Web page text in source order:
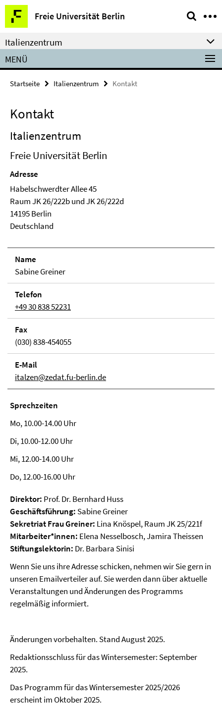
Springe
direkt
zu
Inhalt
Freie Universität Berlin
Service-
Navigation
Italienzentrum
MENÜ
Startseite Italienzentrum Kontakt
Kontakt
Italienzentrum
Freie Universität Berlin
Adresse
Habelschwerdter Allee 45
Raum JK 26/222b und JK 26/222d
14195 Berlin
Deutschland
Name
Sabine Greiner
Telefon
+49 30 838 52231
Fax
(030) 838-454055
E-Mail
italzen@zedat.fu-berlin.de
Sprech­zei­ten
Mo, 10.00-14.00 Uhr
Di, 10.00-12.00 Uhr
Mi, 12.00-14.00 Uhr
Do, 12.00-16.00 Uhr
Direktor: Prof. Dr. Bernhard Huss
Geschäftsführung: Sabine Greiner
Sekretriat Frau Greiner: Lina Knöspel, Raum JK 25/221f
Mitarbeiter*innen: Elena Nesselbosch, Jamira Theissen
Stiftungslektorin: Dr. Barbara Sinisi
Wenn Sie uns ihre Adresse schicken, nehmen wir Sie gern in
unseren Emailverteiler auf. Sie werden dann über aktuelle
Veranstaltungen und Änderungen des Programms
regelmäßig informiert.
Änderungen vorbehalten. Stand August 2025.
Redaktionsschluss für das Wintersemester: September
2025.
Das Programm für das Wintersemester 2025/2026
erscheint im Oktober 2025.